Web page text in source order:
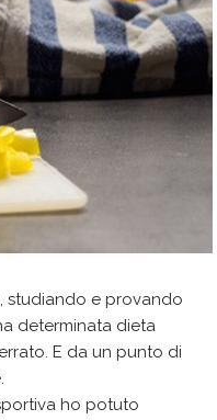
studiando e provando
determinata dieta
E da un punto di
ho potuto